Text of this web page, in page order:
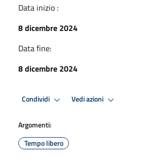
Data inizio :
8 dicembre 2024
Data fine:
8 dicembre 2024
Condividi Vedi azioni
Argomenti:
Tempo libero